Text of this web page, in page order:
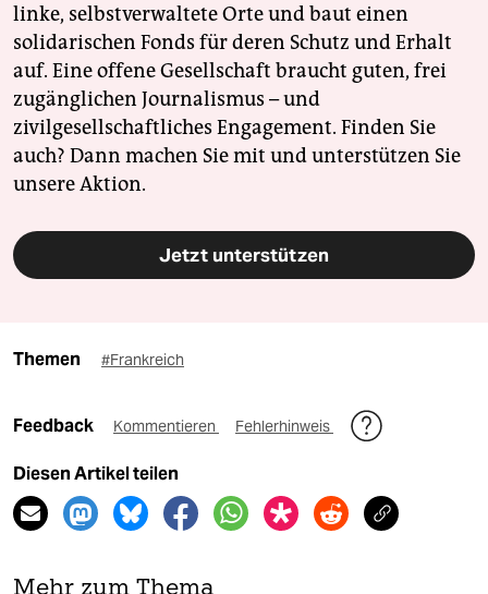
linke, selbstverwaltete Orte und baut einen
solidarischen Fonds für deren Schutz und Erhalt
auf. Eine offene Gesellschaft braucht guten, frei
zugänglichen Journalismus – und
zivilgesellschaftliches Engagement. Finden Sie
auch? Dann machen Sie mit und unterstützen Sie
unsere Aktion.
Jetzt unterstützen
Themen #Frankreich
Feedback Kommentieren Fehlerhinweis
Diesen Artikel teilen
Mehr zum Thema